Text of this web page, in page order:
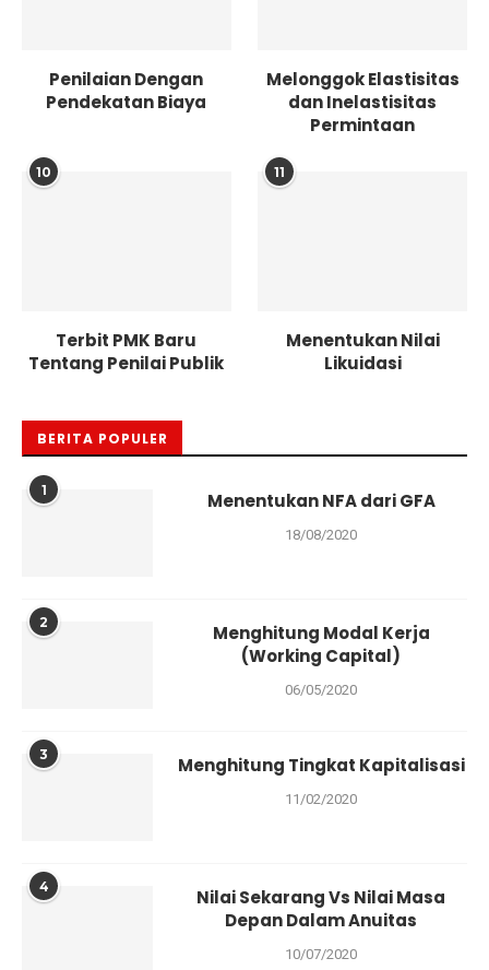
Penilaian Dengan
Pendekatan Biaya
Melonggok Elastisitas
dan Inelastisitas
Permintaan
10
Terbit PMK Baru
Tentang Penilai Publik
11
Menentukan Nilai
Likuidasi
BERITA POPULER
1 Menentukan NFA dari GFA
18/08/2020
2
Menghitung Modal Kerja
(Working Capital)
06/05/2020
3 Menghitung Tingkat Kapitalisasi
11/02/2020
4
Nilai Sekarang Vs Nilai Masa
Depan Dalam Anuitas
10/07/2020